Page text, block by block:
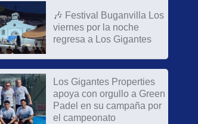
🎶 Festival Buganvilla Los
viernes por la noche
regresa a Los Gigantes
Los Gigantes Properties
apoya con orgullo a Green
Padel en su campaña por
el campeonato